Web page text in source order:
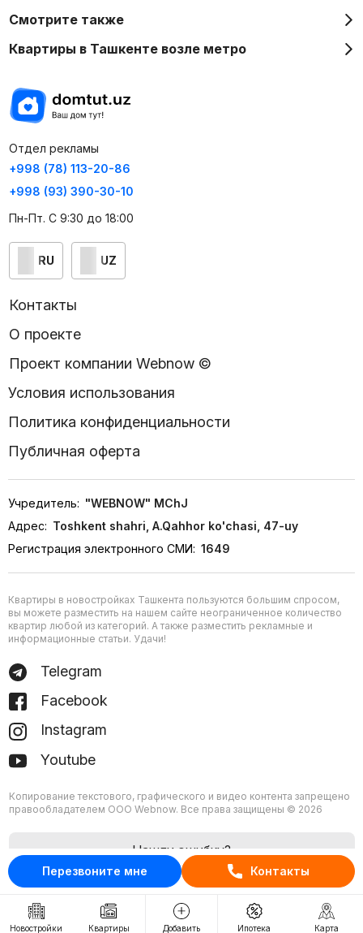
Перезвоните мне Контакты
Новостройки Квартиры Добавить Ипотека Карта
Смотрите также
Квартиры в Ташкенте возле метро
Отдел рекламы
+998 (78) 113-20-86
+998 (93) 390-30-10
Пн-Пт. С 9:30 до 18:00
RU UZ
Контакты
О проекте
Проект компании Webnow ©
Условия использования
Политика конфиденциальности
Публичная оферта
Учредитель: "WEBNOW" MChJ
Адрес: Toshkent shahri, A.Qahhor ko'chasi, 47-uy
Регистрация электронного СМИ: 1649
Квартиры в новостройках Ташкента пользуются большим спросом,
вы можете разместить на нашем сайте неограниченное количество
квартир любой из категорий. А также разместить рекламные и
информационные статьи. Удачи!
Telegram
Facebook
Instagram
Youtube
Копирование текстового, графического и видео контента запрещено
правообладателем ООО Webnow. Все права защищены © 2026
Нашли ошибку?